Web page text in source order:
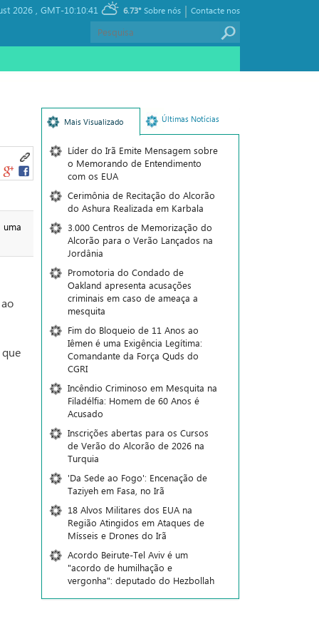
2026 , GMT-10:10:41 6.73° Contacte nos
|
Sobre nós
uma
Mais Visualizado Últimas Notícias
Líder do Irã Emite Mensagem sobre
o Memorando de Entendimento
com os EUA
Cerimônia de Recitação do Alcorão
do Ashura Realizada em Karbala
3.000 Centros de Memorização do
Alcorão para o Verão Lançados na
Jordânia
Promotoria do Condado de
Oakland apresenta acusações
criminais em caso de ameaça a
mesquita
Fim do Bloqueio de 11 Anos ao
Iêmen é uma Exigência Legítima:
Comandante da Força Quds do
CGRI
Incêndio Criminoso em Mesquita na
Filadélfia: Homem de 60 Anos é
Acusado
Inscrições abertas para os Cursos
de Verão do Alcorão de 2026 na
Turquia
'Da Sede ao Fogo': Encenação de
Taziyeh em Fasa, no Irã
18 Alvos Militares dos EUA na
Região Atingidos em Ataques de
Mísseis e Drones do Irã
Acordo Beirute-Tel Aviv é um
"acordo de humilhação e
vergonha": deputado do Hezbollah